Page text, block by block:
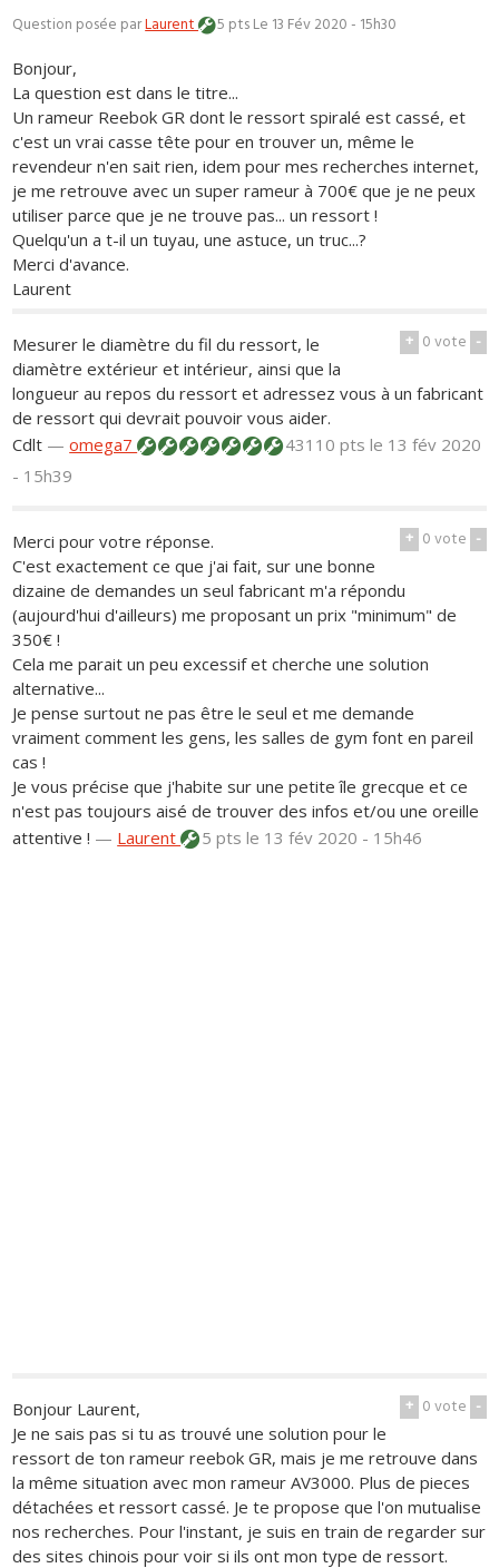
Question posée parLaurent 5 ptsLe 13 Fév 2020 - 15h30
Bonjour,
La question est dans le titre...
Un rameur Reebok GR dont le ressort spiralé est cassé, et
c'est un vrai casse tête pour en trouver un, même le
revendeur n'en sait rien, idem pour mes recherches internet,
je me retrouve avec un super rameur à 700€ que je ne peux
utiliser parce que je ne trouve pas... un ressort !
Quelqu'un a t-il un tuyau, une astuce, un truc...?
Merci d'avance.
Laurent
+ 0vote -
Mesurer le diamètre du fil du ressort, le
diamètre extérieur et intérieur, ainsi que la
longueur au repos du ressort et adressez vous à un fabricant
de ressort qui devrait pouvoir vous aider.
Cdlt —omega7 43110 ptsle 13 fév 2020
- 15h39
+ 0vote -
Merci pour votre réponse.
C'est exactement ce que j'ai fait, sur une bonne
dizaine de demandes un seul fabricant m'a répondu
(aujourd'hui d'ailleurs) me proposant un prix "minimum" de
350€ !
Cela me parait un peu excessif et cherche une solution
alternative...
Je pense surtout ne pas être le seul et me demande
vraiment comment les gens, les salles de gym font en pareil
cas !
Je vous précise que j'habite sur une petite île grecque et ce
n'est pas toujours aisé de trouver des infos et/ou une oreille
attentive ! — Laurent 5 ptsle 13 fév 2020 - 15h46
+ 0vote -
Bonjour Laurent,
Je ne sais pas si tu as trouvé une solution pour le
ressort de ton rameur reebok GR, mais je me retrouve dans
la même situation avec mon rameur AV3000. Plus de pieces
détachées et ressort cassé. Je te propose que l'on mutualise
nos recherches. Pour l'instant, je suis en train de regarder sur
des sites chinois pour voir si ils ont mon type de ressort.